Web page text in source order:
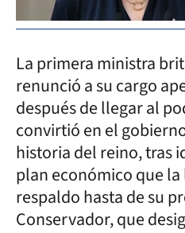
La primera ministra
renunció a su cargo
después de llegar al
convirtió en el
historia del reino, tras
plan económico que
respaldo hasta de su
Conservador, que